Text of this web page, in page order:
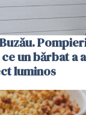
un bărbat a
luminos